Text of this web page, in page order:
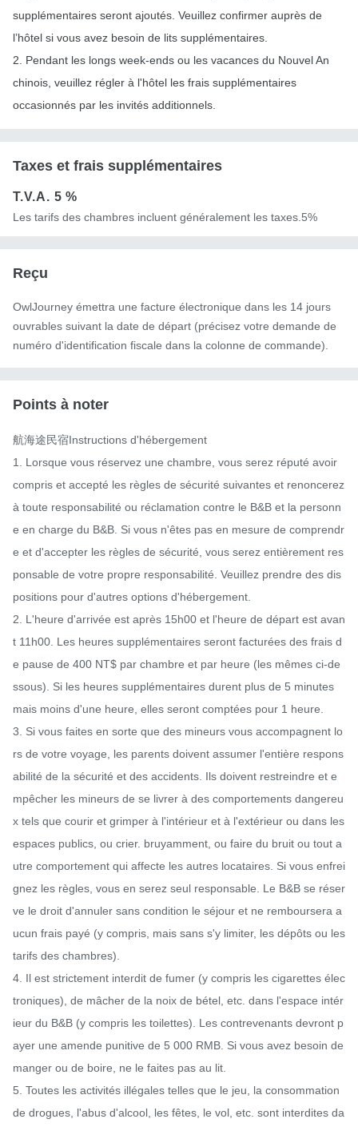
supplémentaires seront ajoutés. Veuillez confirmer auprès de
l’hôtel si vous avez besoin de lits supplémentaires.
2. Pendant les longs week-ends ou les vacances du Nouvel An
chinois, veuillez régler à l'hôtel les frais supplémentaires
occasionnés par les invités additionnels.
Taxes et frais supplémentaires
T.V.A. 5 %
Les tarifs des chambres incluent généralement les taxes.5%
Reçu
OwlJourney émettra une facture électronique dans les 14 jours
ouvrables suivant la date de départ (précisez votre demande de
numéro d'identification fiscale dans la colonne de commande).
Points à noter
航海途民宿Instructions d'hébergement
1. Lorsque vous réservez une chambre, vous serez réputé avoir
compris et accepté les règles de sécurité suivantes et renoncerez
à toute responsabilité ou réclamation contre le B&B et la personn
e en charge du B&B. Si vous n'êtes pas en mesure de comprendr
e et d'accepter les règles de sécurité, vous serez entièrement res
ponsable de votre propre responsabilité. Veuillez prendre des dis
positions pour d'autres options d'hébergement.
2. L'heure d'arrivée est après 15h00 et l'heure de départ est avan
t 11h00. Les heures supplémentaires seront facturées des frais d
e pause de 400 NT$ par chambre et par heure (les mêmes ci-de
ssous). Si les heures supplémentaires durent plus de 5 minutes
mais moins d'une heure, elles seront comptées pour 1 heure.
3. Si vous faites en sorte que des mineurs vous accompagnent lo
rs de votre voyage, les parents doivent assumer l'entière respons
abilité de la sécurité et des accidents. Ils doivent restreindre et e
mpêcher les mineurs de se livrer à des comportements dangereu
x tels que courir et grimper à l'intérieur et à l'extérieur ou dans les
espaces publics, ou crier. bruyamment, ou faire du bruit ou tout a
utre comportement qui affecte les autres locataires. Si vous enfrei
gnez les règles, vous en serez seul responsable. Le B&B se réser
ve le droit d'annuler sans condition le séjour et ne remboursera a
ucun frais payé (y compris, mais sans s'y limiter, les dépôts ou les
tarifs des chambres).
4. Il est strictement interdit de fumer (y compris les cigarettes élec
troniques), de mâcher de la noix de bétel, etc. dans l'espace intér
ieur du B&B (y compris les toilettes). Les contrevenants devront p
ayer une amende punitive de 5 000 RMB. Si vous avez besoin de
manger ou de boire, ne le faites pas au lit.
5. Toutes les activités illégales telles que le jeu, la consommation
de drogues, l'abus d'alcool, les fêtes, le vol, etc. sont interdites da